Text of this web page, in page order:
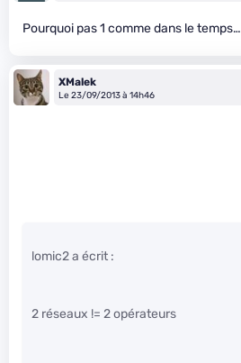
Pourquoi pas 1 comme dans le temps…
XMalek
Le 23/09/2013 à 14h46
lomic2 a écrit :
2 réseaux != 2 opérateurs